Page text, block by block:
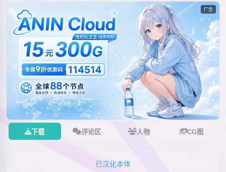
广告
下载 评论区 人物 CG图
已汉化本体